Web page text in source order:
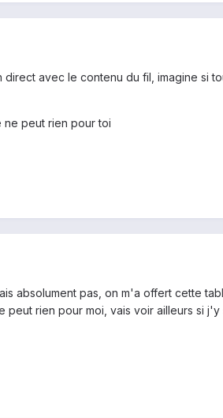
avec le contenu du fil, imagine si
ne peut rien pour toi
absolument pas, on m'a offert cette
rien pour moi, vais voir ailleurs si j'y